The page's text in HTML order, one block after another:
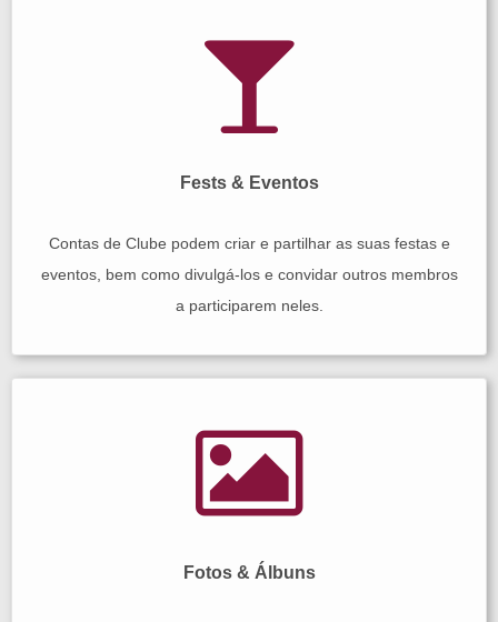
Fests & Eventos
Contas de Clube podem criar e partilhar as suas festas e
eventos, bem como divulgá-los e convidar outros membros
a participarem neles.
Fotos & Álbuns